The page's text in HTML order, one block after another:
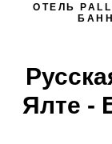
ОТЕЛЬ
Ялте -